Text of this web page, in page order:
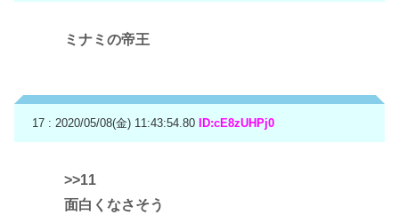
ミナミの帝王
17 : 2020/05/08(金) 11:43:54.80 ID:cE8zUHPj0
>>11
面白くなさそう